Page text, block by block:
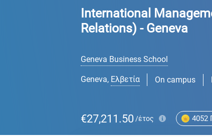
International
Relations) - Geneva
Geneva Business School
Geneva, Ελβετία On campus
€27,211.50 /έτος 4052